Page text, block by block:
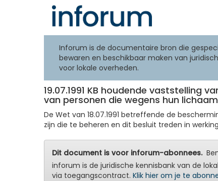
Inforum is de documentaire bron die
bewaren en beschikbaar maken van
voor lokale overheden.
19.07.1991 KB houdende vaststelling
van personen die wegens hun
De Wet van 18.07.1991 betreffende de
zijn die te beheren en dit besluit treden in
Dit document is voor inforum-abonnees.
inforum is de juridische kennisbank van de
via toegangscontract. Klik hier om je te